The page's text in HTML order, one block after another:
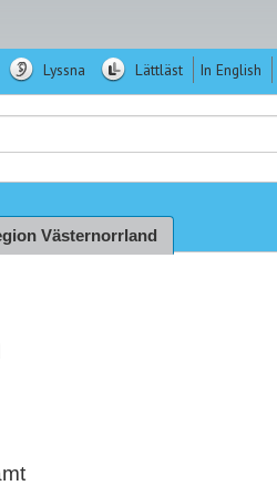
Lyssna Lättläst In English
Västernorrland